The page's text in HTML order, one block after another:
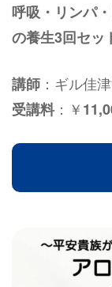
呼吸・リンパ
の養生3回セッ
講師 ：ギル佳
受講料：￥